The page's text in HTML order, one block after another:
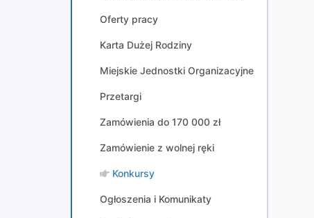
Oferty pracy
Karta Dużej Rodziny
Miejskie Jednostki Organizacyjne
Przetargi
Zamówienia do 170 000 zł
Zamówienie z wolnej ręki
Konkursy
Ogłoszenia i Komunikaty